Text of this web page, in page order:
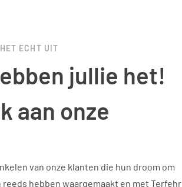
ECHT UIT
jullie het!
aan onze
van onze klanten die hun droom om
hebben waargemaakt en met Terfehr